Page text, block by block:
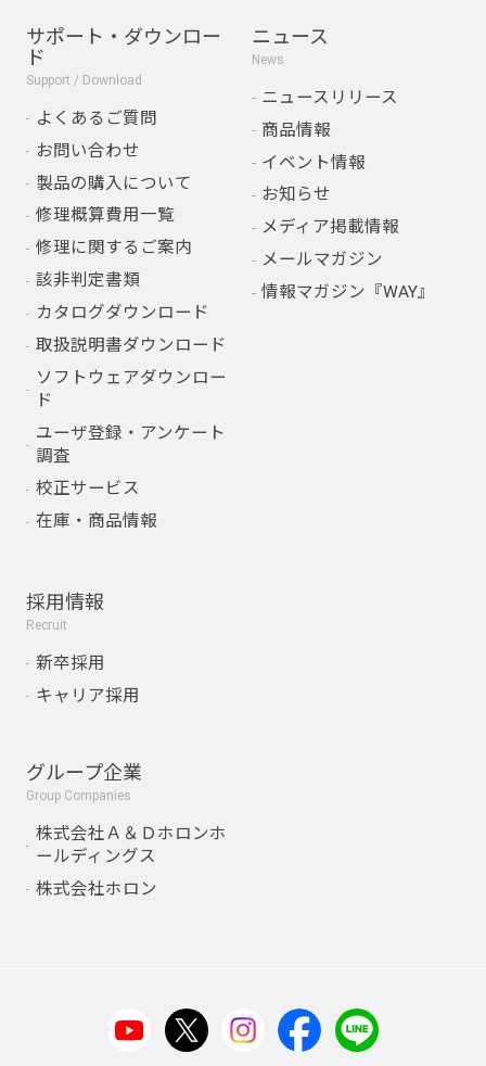
サポート・ダウンロー
ド
Support / Download
よくあるご質問
お問い合わせ
製品の購入について
修理概算費用一覧
修理に関するご案内
該非判定書類
カタログダウンロード
取扱説明書ダウンロード
ソフトウェアダウンロー
ド
ユーザ登録・アンケート
調査
校正サービス
在庫・商品情報
ニュース
News
ニュースリリース
商品情報
イベント情報
お知らせ
メディア掲載情報
メールマガジン
情報マガジン『WAY』
採用情報
Recruit
新卒採用
キャリア採用
グループ企業
Group Companies
株式会社Ａ＆Ｄホロンホ
ールディングス
株式会社ホロン